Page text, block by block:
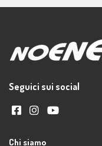
Seguici sui social
Chi siamo